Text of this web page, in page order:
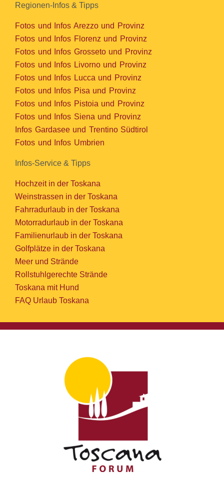
Regionen-Infos & Tipps
Fotos und Infos Arezzo und Provinz
Fotos und Infos Florenz und Provinz
Fotos und Infos Grosseto und Provinz
Fotos und Infos Livorno und Provinz
Fotos und Infos Lucca und Provinz
Fotos und Infos Pisa und Provinz
Fotos und Infos Pistoia und Provinz
Fotos und Infos Siena und Provinz
Infos Gardasee und Trentino Südtirol
Fotos und Infos Umbrien
Infos-Service & Tipps
Hochzeit in der Toskana
Weinstrassen in der Toskana
Fahrradurlaub in der Toskana
Motorradurlaub in der Toskana
Familienurlaub in der Toskana
Golfplätze in der Toskana
Meer und Strände
Rollstuhlgerechte Strände
Toskana mit Hund
FAQ Urlaub Toskana